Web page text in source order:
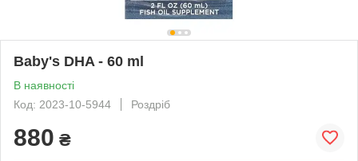
Baby's DHA - 60 ml
В наявності
Код: 2023-10-5944
Роздріб
880 ₴